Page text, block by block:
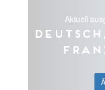
Aktuell